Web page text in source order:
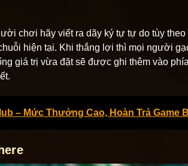
chơi hãy viết ra dãy ký tự tự do tùy
hiện tại. Khi thắng lợi thì mọi người
giá trị vừa đặt sẽ được ghi thêm vào
– Mức Thưởng Cao, Hoàn Trả Game